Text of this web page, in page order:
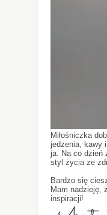
Miłośniczka
jedzenia, kawy
ja. Na co dzień
styl życia ze
Bardzo się
Mam nadzieję,
inspiracji!